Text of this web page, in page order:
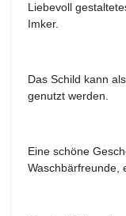
Liebevoll
Imker.
Das Schild kann
genutzt werden.
Eine schöne
Waschbärfreunde,